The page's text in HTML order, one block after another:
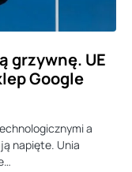
grzywnę. UE
Google
a
napięte. Unia